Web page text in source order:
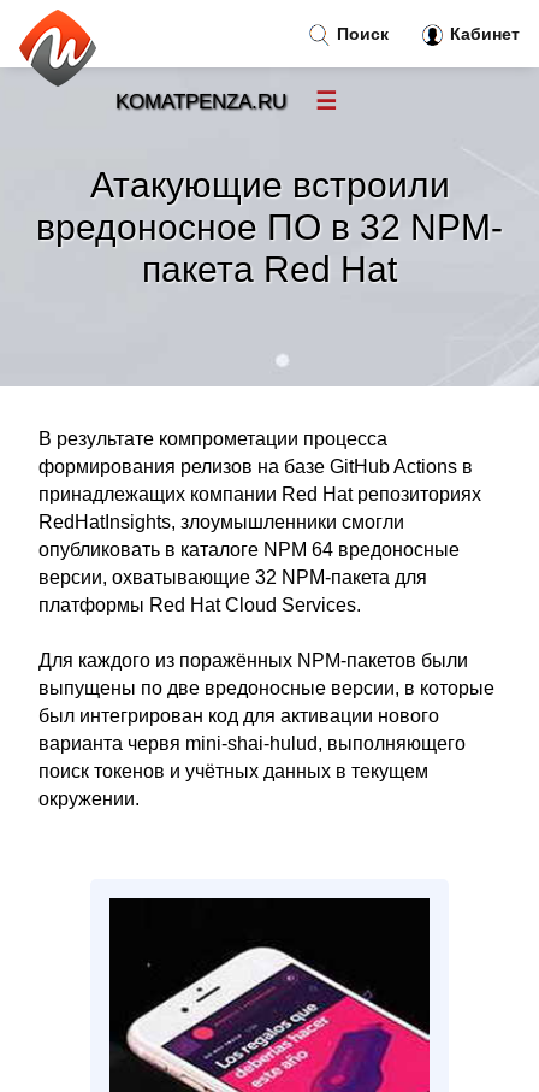
Атакующие встроили
вредоносное ПО в 32 NPM-
пакета Red Hat
В результате компрометации процесса
формирования релизов на базе GitHub Actions в
принадлежащих компании Red Hat репозиториях
RedHatInsights, злоумышленники смогли
опубликовать в каталоге NPM 64 вредоносные
версии, охватывающие 32 NPM-пакета для
платформы Red Hat Cloud Services.
Для каждого из поражённых NPM-пакетов были
выпущены по две вредоносные версии, в которые
был интегрирован код для активации нового
варианта червя mini-shai-hulud, выполняющего
поиск токенов и учётных данных в текущем
окружении.
Поиск Кабинет
KOMATPENZA.RU ☰
Новости»
Тренды новостей»